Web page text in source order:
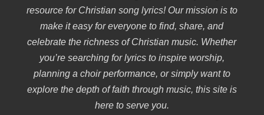
resource for Christian song lyrics! Our mission is to
make it easy for everyone to find, share, and
celebrate the richness of Christian music. Whether
you’re searching for lyrics to inspire worship,
planning a choir performance, or simply want to
explore the depth of faith through music, this site is
here to serve you.